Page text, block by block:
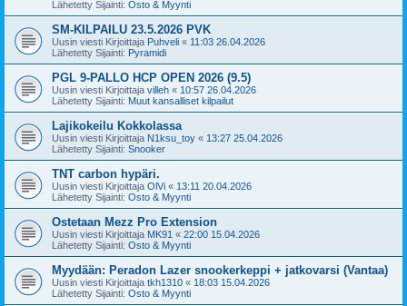
Lähetetty Sijainti: Osto & Myynti
SM-KILPAILU 23.5.2026 PVK
Uusin viesti Kirjoittaja Puhveli « 11:03 26.04.2026
Lähetetty Sijainti: Pyramidi
PGL 9-PALLO HCP OPEN 2026 (9.5)
Uusin viesti Kirjoittaja villeh « 10:57 26.04.2026
Lähetetty Sijainti: Muut kansalliset kilpailut
Lajikokeilu Kokkolassa
Uusin viesti Kirjoittaja N1ksu_toy « 13:27 25.04.2026
Lähetetty Sijainti: Snooker
TNT carbon hypäri.
Uusin viesti Kirjoittaja OlVi « 13:11 20.04.2026
Lähetetty Sijainti: Osto & Myynti
Ostetaan Mezz Pro Extension
Uusin viesti Kirjoittaja MK91 « 22:00 15.04.2026
Lähetetty Sijainti: Osto & Myynti
Myydään: Peradon Lazer snookerkeppi + jatkovarsi (Vantaa)
Uusin viesti Kirjoittaja tkh1310 « 18:03 15.04.2026
Lähetetty Sijainti: Osto & Myynti